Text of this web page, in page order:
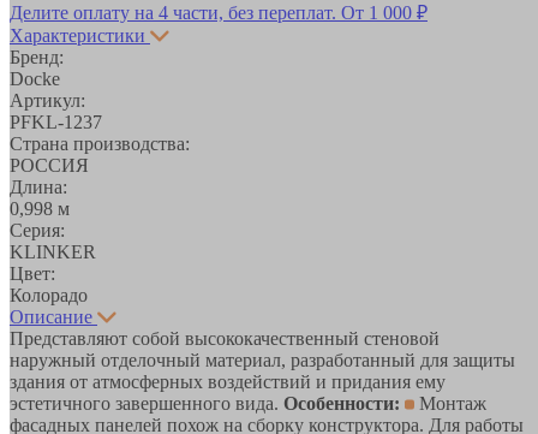
Делите оплату на 4 части, без переплат. От 1 000 ₽
Характеристики
Бренд:
Docke
Артикул:
PFKL-1237
Страна производства:
РОССИЯ
Длина:
0,998 м
Серия:
KLINKER
Цвет:
Колорадо
Описание
Представляют собой высококачественный стеновой
наружный отделочный материал, разработанный для защиты
здания от атмосферных воздействий и придания ему
эстетичного завершенного вида. Особенности:
Монтаж
фасадных панелей похож на сборку конструктора. Для работы